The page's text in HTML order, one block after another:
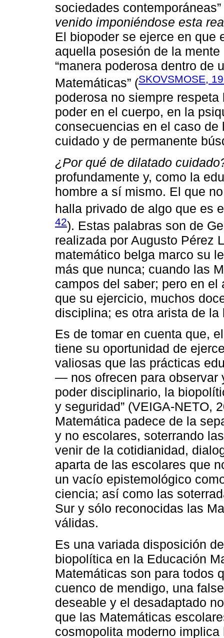
sociedades contemporáneas”
venido imponiéndose esta
El biopoder se ejerce en que
aquella posesión de la
“manera poderosa dentro de
Matemáticas” (SKOVSMOSE,
poderosa no siempre
poder en el cuerpo, en la
consecuencias en el caso
cuidado y de permanente
¿Por qué de dilatado
profundamente y, como la
hombre a sí mismo. El que
halla privado de algo que es
42). Estas palabras son de
realizada por Augusto Pérez
matemático belga marco su
más que nunca; cuando las
campos del saber; pero en
que su ejercicio, muchos
disciplina; es otra arista de
Es de tomar en cuenta que,
tiene su oportunidad de
valiosas que las prácticas
— nos ofrecen para observar
poder disciplinario, la
y seguridad” (VEIGA-NETO,
Matemática padece de la
y no escolares, soterrando
venir de la cotidianidad,
aparta de las escolares que
un vacío epistemológico
ciencia; así como las
Sur y sólo reconocidas las
válidas.
Es una variada disposición
biopolítica en la Educación
Matemáticas son para todos
cuenco de mendigo, una
deseable y el desadaptado
que las Matemáticas
cosmopolita moderno